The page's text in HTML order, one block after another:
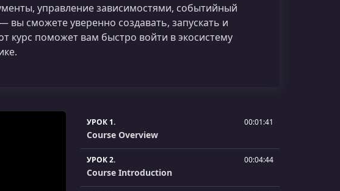
управление зависимостями, событийный
сможете уверенно создавать, запускать и
курс поможет вам быстро войти в экосистему
УРОК 1. 00:01:41
Course Overview
УРОК 2. 00:04:44
Course Introduction